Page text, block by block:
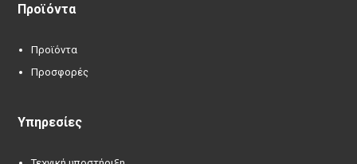
Προϊόντα
Προϊόντα
Προσφορές
Υπηρεσίες